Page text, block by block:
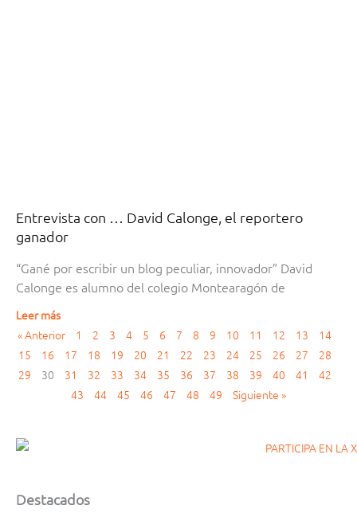
Entrevista con … David Calonge, el reportero
ganador
“Gané por escribir un blog peculiar, innovador” David
Calonge es alumno del colegio Montearagón de
Leer más
« Anterior
1 2 3 4 5 6 7 8 9 10 11 12 13
14
15
16 17 18 19 20 21 22 23 24 25 26 27
28
29
30 31 32 33 34 35 36 37 38 39 40 41
42
43
44 45 46 47 48 49 Siguiente »
Destacados